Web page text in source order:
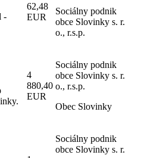
-
62,48
EUR
Sociálny podnik
obce Slovinky s. r.
o., r.s.p.
4
880,40
EUR
Sociálny podnik
obce Slovinky s. r.
o., r.s.p.
Obec Slovinky
Sociálny podnik
obce Slovinky s. r.